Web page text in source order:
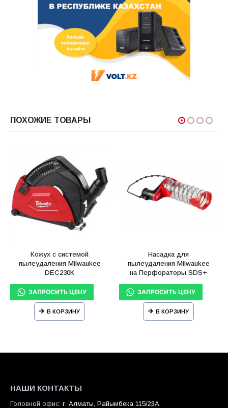
ПОХОЖИЕ ТОВАРЫ
Кожух с системой
пылеудаления Milwaukee
DEC230К
В КОРЗИНУ
Насадка для
пылеудаления Milwaukee
на Перфораторы SDS+
В КОРЗИНУ
НАШИ КОНТАКТЫ
Головной офис: г. Алматы, Райымбека 115/23A